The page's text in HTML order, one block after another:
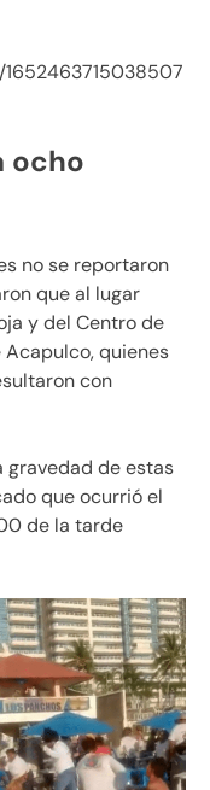
ocho
no se reportaron
que al lugar
y del Centro de
quienes
con
gravedad de estas
que ocurrió el
de la tarde